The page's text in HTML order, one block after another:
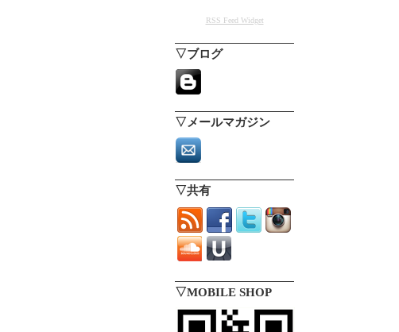
RSS Feed Widget
▽ブログ
▽メールマガジン
▽共有
▽MOBILE SHOP